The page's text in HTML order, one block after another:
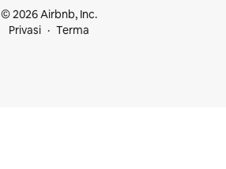
© 2026 Airbnb, Inc.
Privasi
Terma